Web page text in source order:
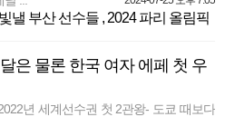
낼 부산 선수들, 2024 파리 올림픽
은 물론 한국 여자 에페 첫 우
년 세계선수권 첫 2관왕- 도쿄 때보다